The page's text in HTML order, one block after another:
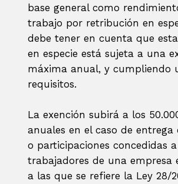
base general como
trabajo por retribución en
debe tener en cuenta que
en especie está sujeta a una
máxima anual, y cumpliendo
requisitos.
La exención subirá a los
anuales en el caso de entrega
o participaciones concedidas
trabajadores de una empresa
a las que se refiere la Ley 28/